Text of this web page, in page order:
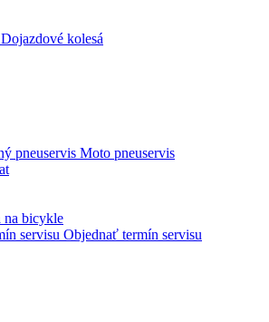
Dojazdové kolesá
pneuservis Moto pneuservis
na bicykle
Objednať termín servisu